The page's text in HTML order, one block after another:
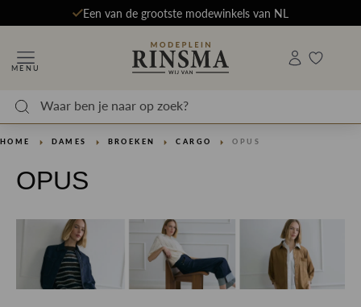
Een van de grootste modewinkels van NL
MENU
HOME DAMES BROEKEN CARGO OPUS
OPUS